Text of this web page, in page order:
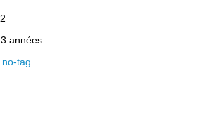
années
no-tag